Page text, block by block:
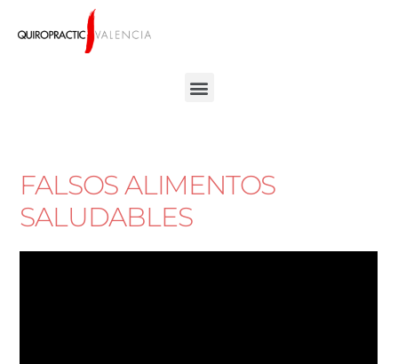
FALSOS ALIMENTOS
SALUDABLES